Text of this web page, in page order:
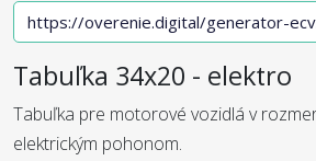
Tabuľka 34x20 - elektro
Tabuľka pre motorové vozidlá v
elektrickým pohonom.